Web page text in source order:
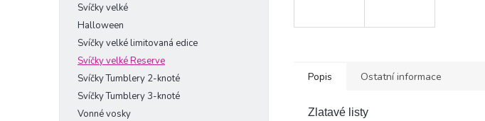
Svíčky velké
Halloween
Svíčky velké limitovaná edice
Svíčky velké Reserve
Svíčky Tumblery 2-knoté
Svíčky Tumblery 3-knoté
Vonné vosky
Popis Ostatní informace
Zlatavé listy